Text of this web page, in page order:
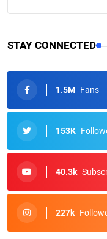
STAY CONNECTED
1.5M Fans
153K
40.3k
227k